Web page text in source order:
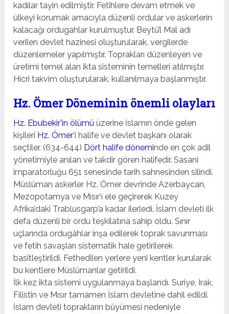
kadılar tayin edilmiştir. Fetihlere devam etmek ve
ülkeyi korumak amacıyla düzenli ordular ve askerlerin
kalacağı ordugahlar kurulmuştur. Beytü’l Mal adı
verilen devlet hazinesi oluşturularak, vergilerde
düzenlemeler yapılmıştır. Toprakları düzenleyen ve
üretimi temel alan ikta sisteminin temelleri atılmıştır.
Hicri takvim oluşturularak, kullanılmaya başlanmıştır.
Hz. Ömer Döneminin önemli olayları
Hz. Ebubekir’in ölümü üzerine İslamın önde gelen
kişileri Hz. Ömer‘i halife ve devlet başkanı olarak
seçtiler. (634-644) Dört halife döneminde en çok adil
yönetimiyle anılan ve takdir gören halifedir. Sasani
imparatorluğu 651 senesinde tarih sahnesinden silindi.
Müslüman askerler Hz. Ömer devrinde Azerbaycan,
Mezopotamya ve Mısır’ı ele geçirerek Kuzey
Afrika’daki Trablusgarp’a kadar ilerledi. İslam devleti ilk
defa düzenli bir ordu teşkilatına sahip oldu. Sınır
uçlarında ordugâhlar inşa edilerek toprak savunması
ve fetih savaşları sistematik hale getirilerek
basitleştirildi. Fethedilen yerlere yeni kentler kurularak
bu kentlere Müslümanlar getirildi.
İlk kez ikta sistemi uygulanmaya başlandı. Suriye, Irak,
Filistin ve Mısır tamamen İslam devletine dahil edildi.
İslam devleti toprakların büyümesi nedeniyle